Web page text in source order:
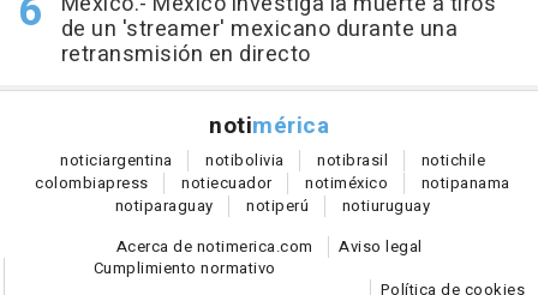
de un 'streamer' mexicano durante una
retransmisión en directo
notimérica
noticiargentina notibolivia notibrasil notichile
colombiapress notiecuador notiméxico notipanama
notiparaguay notiperú notiuruguay
Acerca de notimerica.com
Aviso legal
Cumplimiento normativo
Política de cookies